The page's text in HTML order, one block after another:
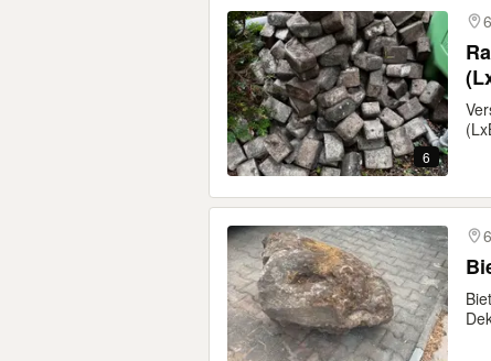
6